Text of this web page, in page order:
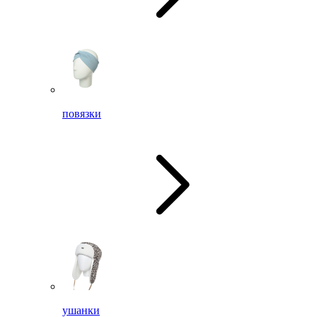
повязки
ушанки